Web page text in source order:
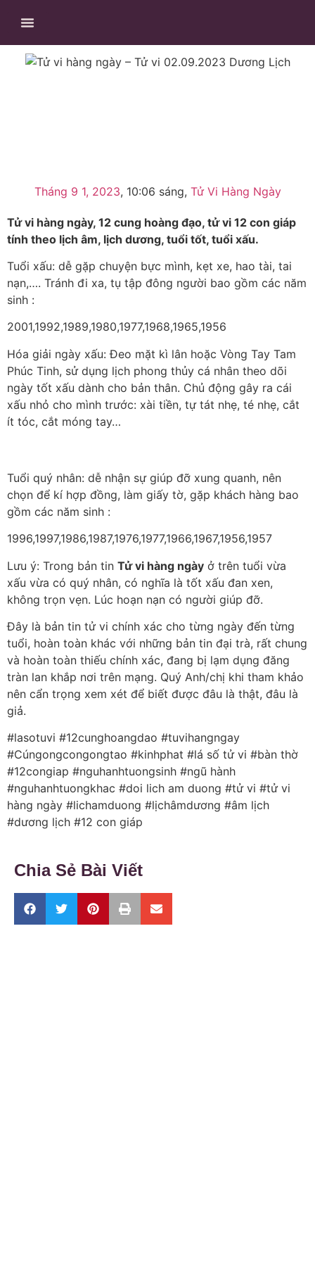
Tháng 9 1, 2023, 10:06 sáng, Tử Vi Hàng Ngày
Tử vi hàng ngày, 12 cung hoàng đạo, tử vi 12 con giáp
tính theo lịch âm, lịch dương, tuổi tốt, tuổi xấu.
Tuổi xấu: dễ gặp chuyện bực mình, kẹt xe, hao tài, tai
nạn,…. Tránh đi xa, tụ tập đông người bao gồm các năm
sinh :
2001,1992,1989,1980,1977,1968,1965,1956
Hóa giải ngày xấu: Đeo mặt kì lân hoặc Vòng Tay Tam
Phúc Tinh, sử dụng lịch phong thủy cá nhân theo dõi
ngày tốt xấu dành cho bản thân. Chủ động gây ra cái
xấu nhỏ cho mình trước: xài tiền, tự tát nhẹ, té nhẹ, cắt
ít tóc, cắt móng tay…
Tuổi quý nhân: dễ nhận sự giúp đỡ xung quanh, nên
chọn để kí hợp đồng, làm giấy tờ, gặp khách hàng bao
gồm các năm sinh :
1996,1997,1986,1987,1976,1977,1966,1967,1956,1957
Lưu ý: Trong bản tin Tử vi hàng ngày ở trên tuổi vừa
xấu vừa có quý nhân, có nghĩa là tốt xấu đan xen,
không trọn vẹn. Lúc hoạn nạn có người giúp đỡ.
Đây là bản tin tử vi chính xác cho từng ngày đến từng
tuổi, hoàn toàn khác với những bản tin đại trà, rất chung
và hoàn toàn thiếu chính xác, đang bị lạm dụng đăng
tràn lan khắp nơi trên mạng. Quý Anh/chị khi tham khảo
nên cẩn trọng xem xét để biết được đâu là thật, đâu là
giả.
#lasotuvi #12cunghoangdao #tuvihangngay
#Cúngongcongongtao #kinhphat #lá số tử vi #bàn thờ
#12congiap #nguhanhtuongsinh #ngũ hành
#nguhanhtuongkhac #doi lich am duong #tử vi #tử vi
hàng ngày #lichamduong #lịchâmdương #âm lịch
#dương lịch #12 con giáp
Chia Sẻ Bài Viết